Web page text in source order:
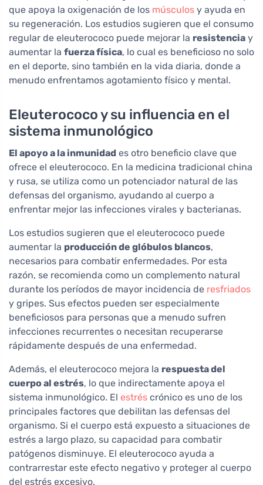
que apoya la oxigenación de los músculos y ayuda en
su regeneración. Los estudios sugieren que el consumo
regular de eleuterococo puede mejorar la resistencia y
aumentar la fuerza física, lo cual es beneficioso no solo
en el deporte, sino también en la vida diaria, donde a
menudo enfrentamos agotamiento físico y mental.
Eleuterococo y su influencia en el
sistema inmunológico
El apoyo a la inmunidad es otro beneficio clave que
ofrece el eleuterococo. En la medicina tradicional china
y rusa, se utiliza como un potenciador natural de las
defensas del organismo, ayudando al cuerpo a
enfrentar mejor las infecciones virales y bacterianas.
Los estudios sugieren que el eleuterococo puede
aumentar la producción de glóbulos blancos,
necesarios para combatir enfermedades. Por esta
razón, se recomienda como un complemento natural
durante los períodos de mayor incidencia de resfriados
y gripes. Sus efectos pueden ser especialmente
beneficiosos para personas que a menudo sufren
infecciones recurrentes o necesitan recuperarse
rápidamente después de una enfermedad.
Además, el eleuterococo mejora la respuesta del
cuerpo al estrés, lo que indirectamente apoya el
sistema inmunológico. El estrés crónico es uno de los
principales factores que debilitan las defensas del
organismo. Si el cuerpo está expuesto a situaciones de
estrés a largo plazo, su capacidad para combatir
patógenos disminuye. El eleuterococo ayuda a
contrarrestar este efecto negativo y proteger al cuerpo
del estrés excesivo.